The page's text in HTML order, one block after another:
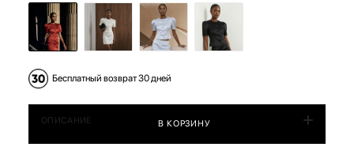
Бесплатный возврат 30 дней
В КОРЗИНУ
ОПИСАНИЕ